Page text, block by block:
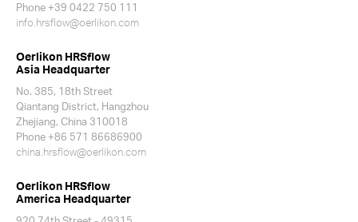
Phone +39 0422 750 111
info.hrsflow@oerlikon.com
Oerlikon HRSflow
Asia Headquarter
No. 385, 18th Street
Qiantang District, Hangzhou
Zhejiang, China 310018
Phone +86 571 86686900
china.hrsflow@oerlikon.com
Oerlikon HRSflow
America Headquarter